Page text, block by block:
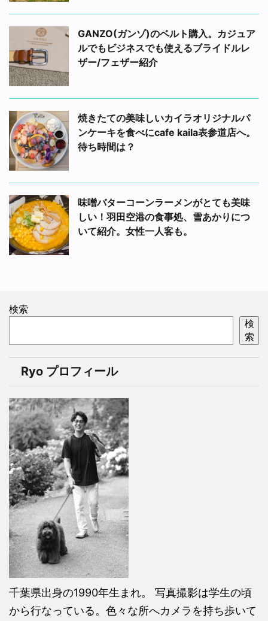
GANZO(ガンゾ)のベルト購入。カジュア
ルでもビジネスでも使えるブライドルレ
ザー/フェザー紹介
焼きたての美味しいカイラオリジナルパ
ンケーキを食べにcafe kaila表参道店へ。
待ち時間は？
味噌バターコーンラーメンがとても美味
しい！羽田空港の食事処、雪あかりにつ
いて紹介。女性一人客も。
検索
検
索
Ryo プロフィール
千葉県出身の1990年生まれ。 写真撮影は学生の頃
から行なっている。色々な所へカメラを持ち歩いて